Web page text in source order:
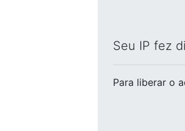
Seu IP fez
Para liberar o